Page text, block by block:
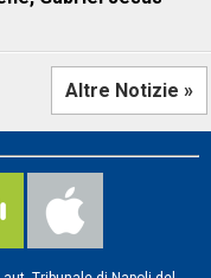
Altre Notizie »